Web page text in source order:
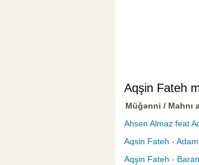
Aqşin Fateh
Müğənni / Mahnı
Ahsen Almaz feat
Aqsin Fateh -
Aqşin Fateh -